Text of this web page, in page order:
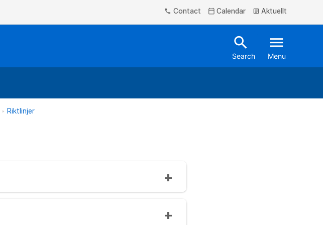
phone Contact calendar_today Calendar article Aktuellt
search
Search
menu
Menu
Riktlinjer